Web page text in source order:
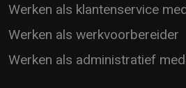
Werken als klantenservice
Werken als werkvoorbereider
Werken als administratief